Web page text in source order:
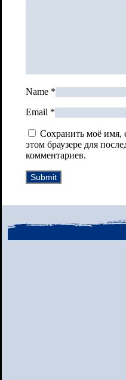
Name *
Email *
Сохранить моё имя,
этом браузере для
комментариев.